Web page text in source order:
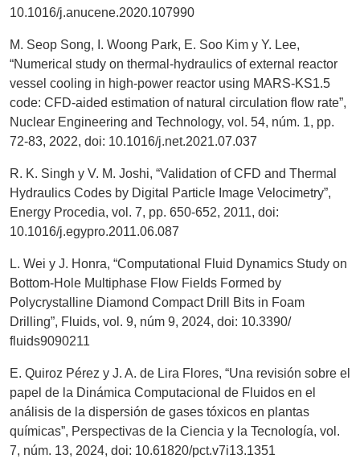
10.1016/j.anucene.2020.107990
M. Seop Song, I. Woong Park, E. Soo Kim y Y. Lee,
“Numerical study on thermal-hydraulics of external reactor
vessel cooling in high-power reactor using MARS-KS1.5
code: CFD-aided estimation of natural circulation flow rate”,
Nuclear Engineering and Technology, vol. 54, núm. 1, pp.
72-83, 2022, doi: 10.1016/j.net.2021.07.037
R. K. Singh y V. M. Joshi, “Validation of CFD and Thermal
Hydraulics Codes by Digital Particle Image Velocimetry”,
Energy Procedia, vol. 7, pp. 650-652, 2011, doi:
10.1016/j.egypro.2011.06.087
L. Wei y J. Honra, “Computational Fluid Dynamics Study on
Bottom-Hole Multiphase Flow Fields Formed by
Polycrystalline Diamond Compact Drill Bits in Foam
Drilling”, Fluids, vol. 9, núm 9, 2024, doi: 10.3390/
fluids9090211
E. Quiroz Pérez y J. A. de Lira Flores, “Una revisión sobre el
papel de la Dinámica Computacional de Fluidos en el
análisis de la dispersión de gases tóxicos en plantas
químicas”, Perspectivas de la Ciencia y la Tecnología, vol.
7, núm. 13, 2024, doi: 10.61820/pct.v7i13.1351